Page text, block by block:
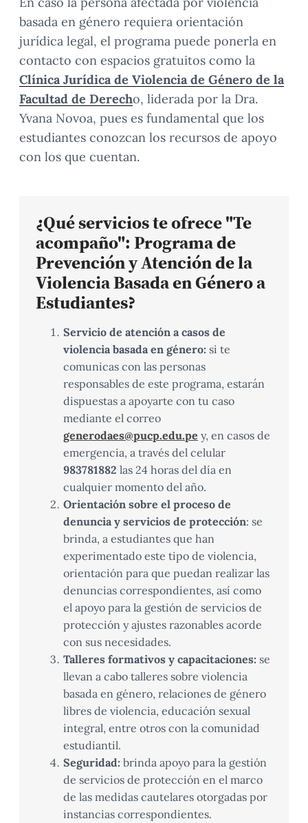
basada en género requiera orientación
jurídica legal, el programa puede ponerla en
contacto con espacios gratuitos como la
Clínica Jurídica de Violencia de Género de la
Facultad de Derecho, liderada por la Dra.
Yvana Novoa, pues es fundamental que los
estudiantes conozcan los recursos de apoyo
con los que cuentan.
¿Qué servicios te ofrece "Te
acompaño": Programa de
Prevención y Atención de la
Violencia Basada en Género a
Estudiantes?
Servicio de atención a casos de
violencia basada en género: si te
comunicas con las personas
responsables de este programa, estarán
dispuestas a apoyarte con tu caso
mediante el correo
generodaes@pucp.edu.pe y, en casos de
emergencia, a través del celular
983781882 las 24 horas del día en
cualquier momento del año.
Orientación sobre el proceso de
denuncia y servicios de protección: se
brinda, a estudiantes que han
experimentado este tipo de violencia,
orientación para que puedan realizar las
denuncias correspondientes, así como
el apoyo para la gestión de servicios de
protección y ajustes razonables acorde
con sus necesidades.
Talleres formativos y capacitaciones: se
llevan a cabo talleres sobre violencia
basada en género, relaciones de género
libres de violencia, educación sexual
integral, entre otros con la comunidad
estudiantil.
Seguridad: brinda apoyo para la gestión
de servicios de protección en el marco
de las medidas cautelares otorgadas por
instancias correspondientes.